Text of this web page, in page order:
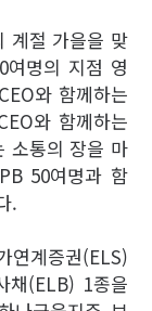
계절 가을을 맞
명의 지점 영
와 함께하는
와 함께하는
소통의 장을 마
50여명과 함
.
연계증권(ELS)
채(ELB) 1종을